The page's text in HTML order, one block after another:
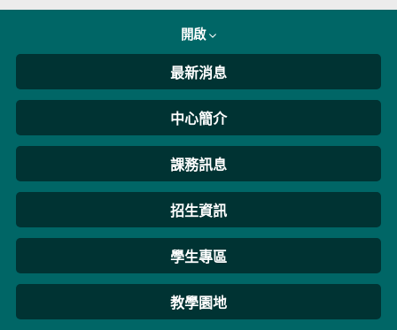
開啟
最新消息
中心簡介
課務訊息
招生資訊
學生專區
教學園地